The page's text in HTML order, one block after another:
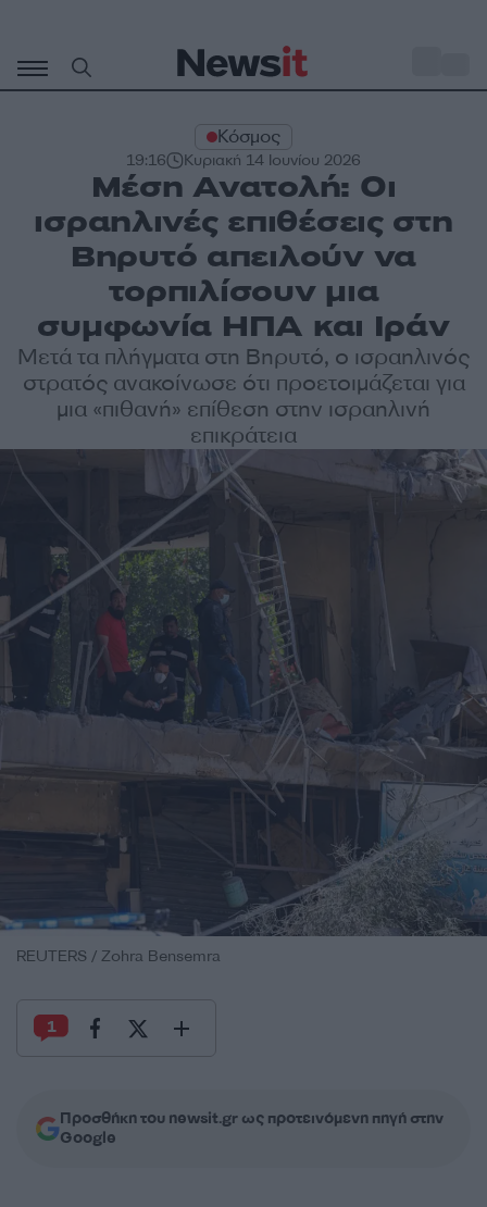
περιεχόμενο
Κόσμος
19:16 Κυριακή 14 Ιουνίου 2026
Μέση Ανατολή: Οι
ισραηλινές επιθέσεις στη
Βηρυτό απειλούν να
τορπιλίσουν μια
συμφωνία ΗΠΑ και Ιράν
Μετά τα πλήγματα στη Βηρυτό, ο ισραηλινός
στρατός ανακοίνωσε ότι προετοιμάζεται για
μια «πιθανή» επίθεση στην ισραηλινή
επικράτεια
REUTERS / Zohra Bensemra
1
Προσθήκη του newsit.gr ως προτεινόμενη πηγή στην
Google